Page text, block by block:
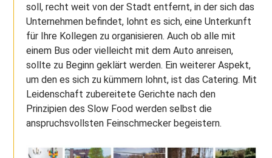
soll, recht weit von der Stadt entfernt, in der sich das
Unternehmen befindet, lohnt es sich, eine Unterkunft
für Ihre Kollegen zu organisieren. Auch ob alle mit
einem Bus oder vielleicht mit dem Auto anreisen,
sollte zu Beginn geklärt werden. Ein weiterer Aspekt,
um den es sich zu kümmern lohnt, ist das Catering. Mit
Leidenschaft zubereitete Gerichte nach den
Prinzipien des Slow Food werden selbst die
anspruchsvollsten Feinschmecker begeistern.